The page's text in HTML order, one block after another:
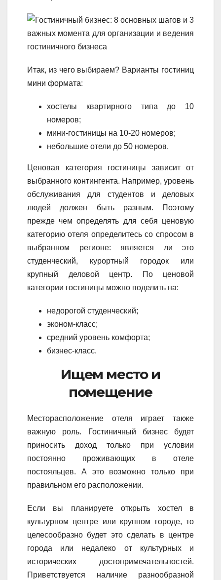
Итак, из чего выбираем? Варианты гостиниц
мини формата:
хостелы квартирного типа до 10
номеров;
мини-гостиницы на 10-20 номеров;
небольшие отели до 50 номеров.
Ценовая категория гостиницы зависит от
выбранного контингента. Например, уровень
обслуживания для студентов и деловых
людей должен быть разным. Поэтому
прежде чем определять для себя ценовую
категорию отеля определитесь со спросом в
выбранном регионе: является ли это
студенческий, курортный городок или
крупный деловой центр. По ценовой
категории гостиницы можно поделить на:
недорогой студенческий;
эконом-класс;
средний уровень комфорта;
бизнес-класс.
Ищем место и
помещение
Месторасположение отеля играет также
важную роль. Гостиничный бизнес будет
приносить доход только при условии
постоянно проживающих в отеле
постояльцев. А это возможно только при
правильном его расположении.
Если вы планируете открыть хостел в
культурном центре или крупном городе, то
целесообразно будет это сделать в центре
города или недалеко от культурных и
исторических достопримечательностей.
Приветствуется наличие разнообразной